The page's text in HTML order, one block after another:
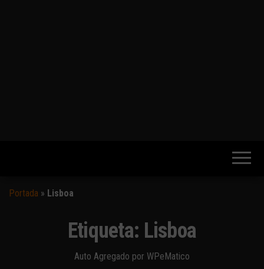
Portada » Lisboa
Etiqueta: Lisboa
Auto Agregado por WPeMatico